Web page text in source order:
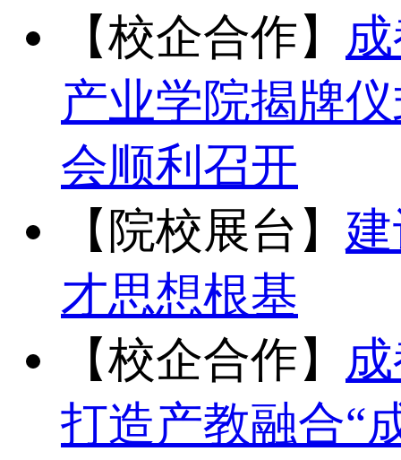
【校企合作】
产业学院揭牌
会顺利召开
【院校展台】
才思想根基
【校企合作】
打造产教融合“